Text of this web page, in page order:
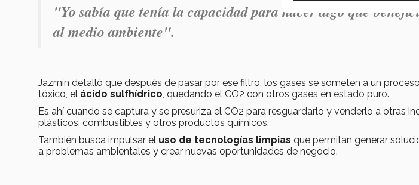
"Yo sabía que tenía la capacidad para hacer algo que
al medio ambiente".
Jazmín detalló que después de pasar por ese filtro, los gases se someten a un
tóxico, el ácido sulfhídrico , quedando el CO2 con otros gases en estado puro.
Es ahí cuando se captura y se presuriza el CO2 para resguardarlo y venderlo a otras
plásticos, combustibles y otros productos químicos.
También busca impulsar el uso de tecnologías limpias que permitan generar
a problemas ambientales y crear nuevas oportunidades de negocio.